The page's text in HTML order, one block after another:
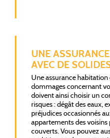
UNE
AVEC DE
Une assurance
dommages concernant
doivent ainsi choisir un
risques : dégât des eaux,
préjudices occasionnés
appartements des voisins
couverts. Vous pouvez